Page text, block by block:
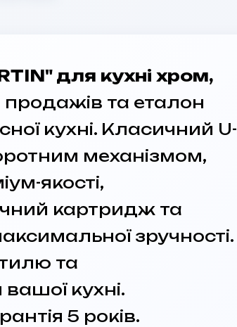
для кухні хром,
продажів та еталон
кухні. Класичний U-
механізмом,
якості,
картридж та
зручності.
та
кухні.
5 років.